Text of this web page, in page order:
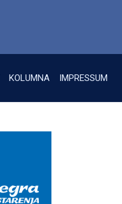
KOLUMNA IMPRESSUM